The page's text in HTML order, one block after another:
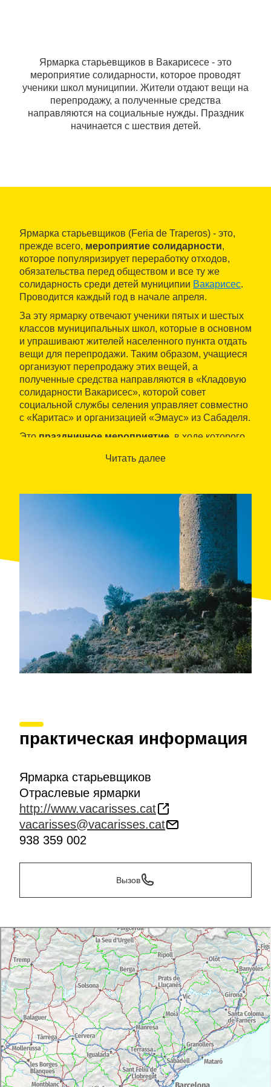
Ярмарка старьевщиков в Вакарисесе - это
мероприятие солидарности, которое проводят
ученики школ муниципии. Жители отдают вещи на
перепродажу, а полученные средства
направляются на социальные нужды. Праздник
начинается с шествия детей.
Ярмарка старьевщиков (Feria de Traperos) - это,
прежде всего, мероприятие солидарности,
которое популяризирует переработку отходов,
обязательства перед обществом и все ту же
солидарность среди детей муниципии Вакарисес.
Проводится каждый год в начале апреля.
За эту ярмарку отвечают ученики пятых и шестых
классов муниципальных школ, которые в основном
и упрашивают жителей населенного пункта отдать
вещи для перепродажи. Таким образом, учащиеся
организуют перепродажу этих вещей, а
полученные средства направляются в «Кладовую
солидарности Вакарисес», которой совет
социальной службы селения управляет совместно
с «Каритас» и организацией «Эмаус» из Сабаделя.
Это праздничное мероприятие , в ходе которого
сопровождении великанов и группы
Читать далее
практическая информация
Ярмарка старьевщиков
Отраслевые ярмарки
http://www.vacarisses.cat
vacarisses@vacarisses.cat
938 359 002
Вызов